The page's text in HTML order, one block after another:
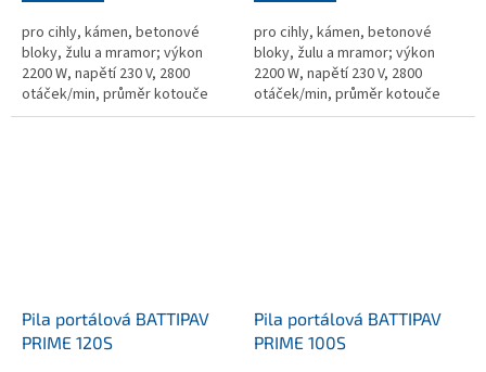
pro cihly, kámen, betonové
bloky, žulu a mramor; výkon
2200 W, napětí 230 V, 2800
otáček/min, průměr kotouče
350 mm, upínací otvor 25,4 mm,
pro cihly, kámen, betonové
bloky, žulu a mramor; výkon
2200 W, napětí 230 V, 2800
otáček/min, průměr kotouče
350 mm, upínací otvor 25,4 mm,
Pila portálová BATTIPAV
PRIME 120S
Pila portálová BATTIPAV
PRIME 100S